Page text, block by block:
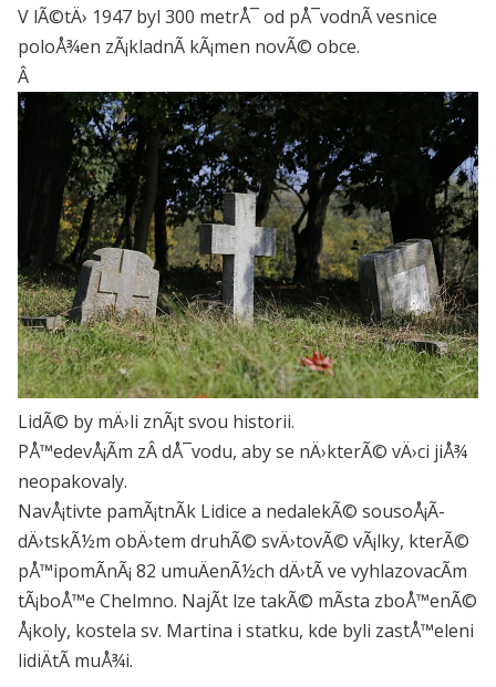
V lÃ©tÄ› 1947 byl 300 metrÅ¯ od pÅ¯vodnÃ­ vesnice
poloÅ¾en zÃ¡kladnÃ­ kÃ¡men novÃ© obce.
Â
LidÃ© by mÄ›li znÃ¡t svou historii.
PÅ™edevÅ¡Ã­m zÂ dÅ¯vodu, aby se nÄ›kterÃ© vÄ›ci jiÅ¾
neopakovaly.
NavÅ¡tivte pamÃ¡tnÃ­k Lidice a nedalekÃ© sousoÅ¡Ã­
dÄ›tskÃ½m obÄ›tem druhÃ© svÄ›tovÃ© vÃ¡lky, kterÃ©
pÅ™ipomÃ­nÃ¡ 82 umuÄenÃ½ch dÄ›tÃ­ ve vyhlazovacÃ­m
tÃ¡boÅ™e Chelmno. NajÃ­t lze takÃ© mÃ­sta zboÅ™enÃ©
Å¡koly, kostela sv. Martina i statku, kde byli zastÅ™eleni
lidiÄtÃ­ muÅ¾i.